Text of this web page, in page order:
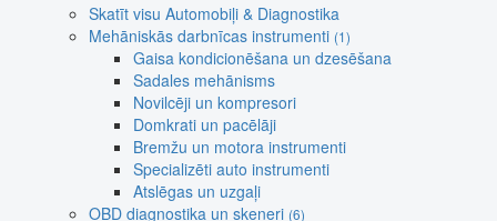
Skatīt visu Automobiļi & Diagnostika
Mehāniskās darbnīcas instrumenti (1)
Gaisa kondicionēšana un dzesēšana
Sadales mehānisms
Novilcēji un kompresori
Domkrati un pacēlāji
Bremžu un motora instrumenti
Specializēti auto instrumenti
Atslēgas un uzgaļi
OBD diagnostika un skeneri (6)